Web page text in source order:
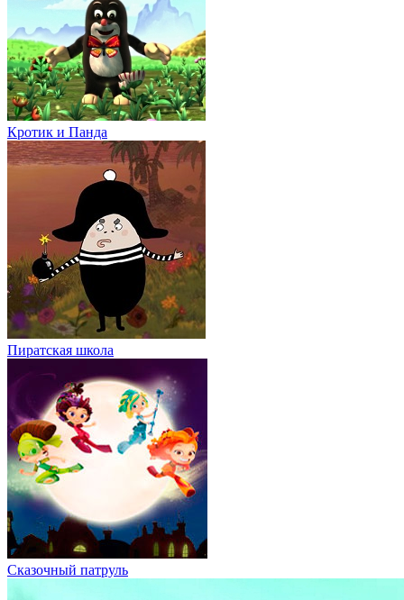
Кротик и Панда
Пиратская школа
Сказочный патруль